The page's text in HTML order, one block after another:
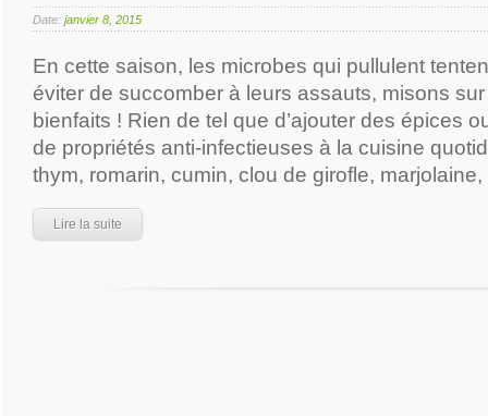
Date: janvier 8, 2015
En cette saison, les microbes qui pullulent
éviter de succomber à leurs assauts, misons
bienfaits ! Rien de tel que d’ajouter des épices
de propriétés anti-infectieuses à la cuisine
thym, romarin, cumin, clou de girofle,
Lire la suite